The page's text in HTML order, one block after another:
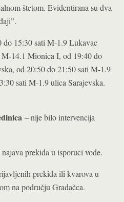
štetom. Evidentirana su dva
do 15:30 sati M-1.9 Lukavac
14.1 Mionica I, od 19:40 do
od 20:50 do 21:50 sati M-1.9
sati M-1.9 ulica Sarajevska.
– nije bilo intervencija
prekida u isporuci vode.
prekida ili kvarova u
na području Gradačca.